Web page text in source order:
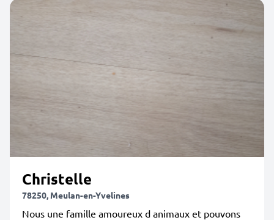
Christelle
78250, Meulan-en-Yvelines
Nous une famille amoureux d animaux et pouvons